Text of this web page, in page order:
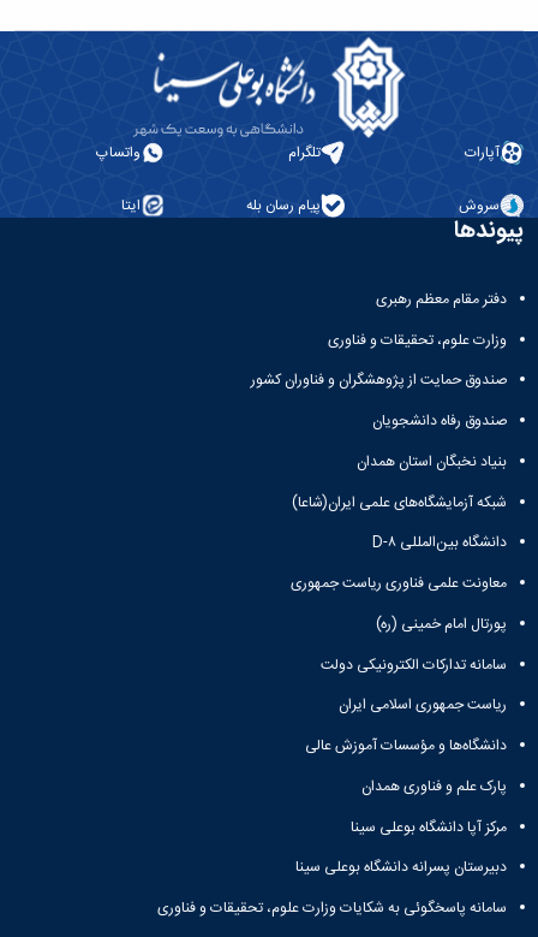
آپارات تلگرام واتساپ
سروش پیام رسان بله ایتا
پیوندها
دفتر مقام معظم رهبری
وزارت علوم، تحقیقات و فناوری
صندوق حمایت از پژوهشگران و فناوران کشور
صندوق رفاه دانشجویان
بنیاد نخبگان استان همدان
شبکه آزمایشگاه‌های علمی ایران(شاعا)
دانشگاه بین‌المللی D-۸
معاونت علمی فناوری ریاست جمهوری
پورتال امام خمینی (ره)
سامانه تدارکات الکترونیکی دولت
ریاست جمهوری اسلامی ایران
دانشگاه‌ها و مؤسسات آموزش عالی
پارک علم و فناوری همدان
مرکز آپا دانشگاه بوعلی سینا
دبیرستان پسرانه دانشگاه بوعلی سینا
سامانه پاسخگوئی به شکایات وزارت علوم، تحقیقات و فناوری